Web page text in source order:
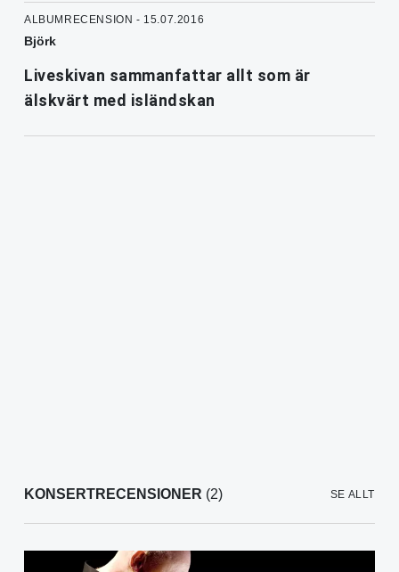
ALBUMRECENSION - 15.07.2016
Björk
Liveskivan sammanfattar allt som är
älskvärt med isländskan
KONSERTRECENSIONER (2) SE ALLT